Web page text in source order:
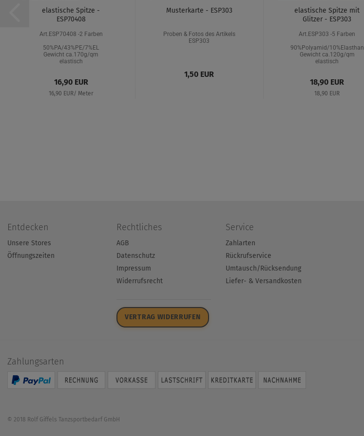
elastische Spitze -
ESP70408
Art.ESP70408 -2 Farben
50%PA/43%PE/7%EL
Gewicht ca.170g/qm
elastisch
16,90 EUR
16,90 EUR/ Meter
Musterkarte - ESP303
Proben & Fotos des Artikels
ESP303
1,50 EUR
elastische Spitze mit
Glitzer - ESP303
Art.ESP303 -5 Farben
90%Polyamid/10%Elasthan
Gewicht ca.120g/qm
elastisch
18,90 EUR
18,90 EUR
Entdecken
Unsere Stores
Öffnungszeiten
Rechtliches
AGB
Datenschutz
Impressum
Widerrufsrecht
VERTRAG WIDERRUFEN
Service
Zahlarten
Rückrufservice
Umtausch/Rücksendung
Liefer- & Versandkosten
Zahlungsarten
© 2018 Rolf Giffels Tanzsportbedarf GmbH